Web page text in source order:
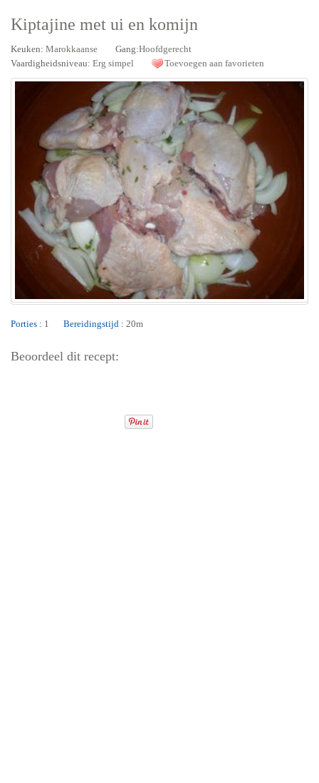
Kiptajine met ui en komijn
Keuken:Marokkaanse Gang:Hoofdgerecht
Vaardigheidsniveau:Erg simpel Toevoegen aan favorieten
Porties : 1 Bereidingstijd : 20m
Beoordeel dit recept: